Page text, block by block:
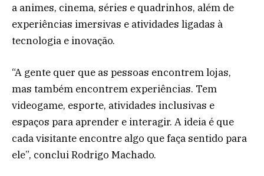
a animes, cinema, séries e quadrinhos, além de
experiências imersivas e atividades ligadas à
tecnologia e inovação.
“A gente quer que as pessoas encontrem lojas,
mas também encontrem experiências. Tem
videogame, esporte, atividades inclusivas e
espaços para aprender e interagir. A ideia é que
cada visitante encontre algo que faça sentido para
ele”, conclui Rodrigo Machado.